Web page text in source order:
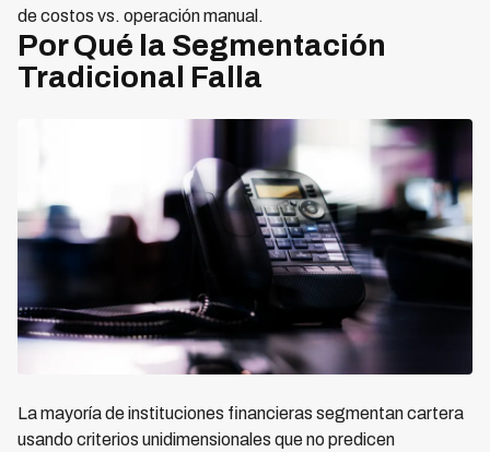
de costos vs. operación manual.
Por Qué la Segmentación
Tradicional Falla
La mayoría de instituciones financieras segmentan cartera
usando criterios unidimensionales que no predicen